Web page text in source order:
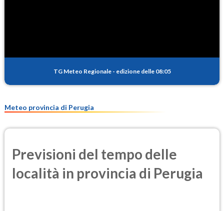
PM25
TG Meteo Regionale - edizione delle 08:05
Meteo provincia di Perugia
Previsioni del tempo delle
località in provincia di Perugia